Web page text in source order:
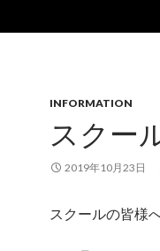
INFORMATION
スクー
2019年10月23日
スクールの皆様